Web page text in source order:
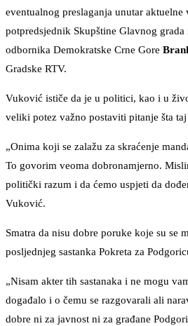
eventualnog preslaganja unutar aktuelne
potpredsjednik Skupštine Glavnog
odbornika Demokratske Crne Gore
Gradske RTV.
Vuković ističe da je u politici, kao i u
veliki potez važno postaviti pitanje šta
„Onima koji se zalažu za skraćenje
To govorim veoma dobronamjerno.
politički razum i da ćemo uspjeti da
Vuković.
Smatra da nisu dobre poruke koje su se
posljednjeg sastanka Pokreta za
„Nisam akter tih sastanaka i ne mogu
događalo i o čemu se razgovarali ali
dobre ni za javnost ni za građane